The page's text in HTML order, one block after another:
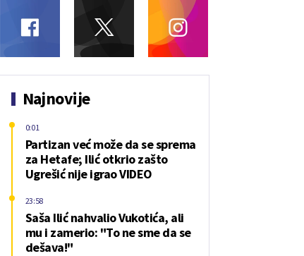
Najnovije
Partizan već može da se sprema
za Hetafe; Ilić otkrio zašto
Ugrešić nije igrao VIDEO
0:01
Saša Ilić nahvalio Vukotića, ali
mu i zamerio: "To ne sme da se
dešava!"
23:58